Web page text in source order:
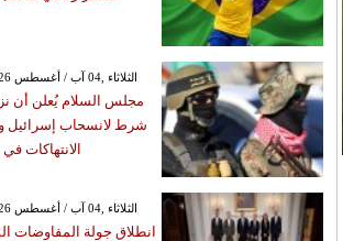
GMT 12:50 2026 الثلاثاء ,04 آب / أغسطس
مجلس السلام يُعلن أن
شرط لانسحاب إسرائيل
الانتهاكات
GMT 12:37 2026 الثلاثاء ,04 آب / أغسطس
انطلاق جولة المفاوضات